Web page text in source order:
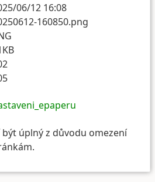
06/12 16:08
160850.png
úplný z důvodu omezení